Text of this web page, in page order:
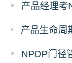
产品经理考
NPDP门径